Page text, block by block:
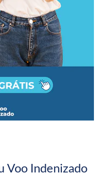
Voo Indenizado